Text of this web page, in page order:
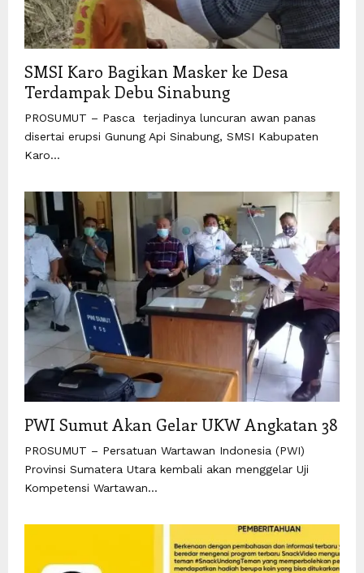
SMSI Karo Bagikan Masker ke Desa
Terdampak Debu Sinabung
PROSUMUT – Pasca terjadinya luncuran awan panas
disertai erupsi Gunung Api Sinabung, SMSI Kabupaten
Karo...
PWI Sumut Akan Gelar UKW Angkatan 38
PROSUMUT – Persatuan Wartawan Indonesia (PWI)
Provinsi Sumatera Utara kembali akan menggelar Uji
Kompetensi Wartawan...